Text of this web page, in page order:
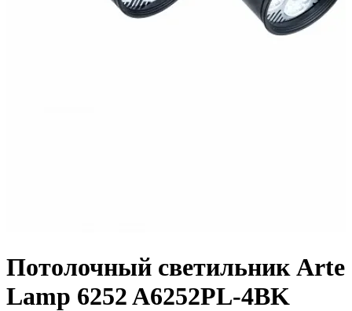
Потолочный светильник Arte
Lamp 6252 A6252PL-4BK